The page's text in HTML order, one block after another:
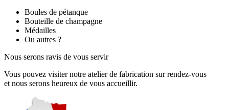
Boules de pétanque
Bouteille de champagne
Médailles
Ou autres ?
Nous serons ravis de vous servir
Vous pouvez visiter notre atelier de fabrication sur rendez-vous
et nous serons heureux de vous accueillir.